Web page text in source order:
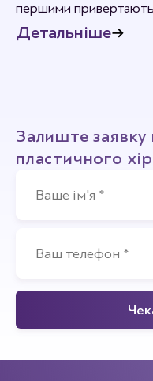
першими привертають
Детальніше
Залиште заявку
пластичного